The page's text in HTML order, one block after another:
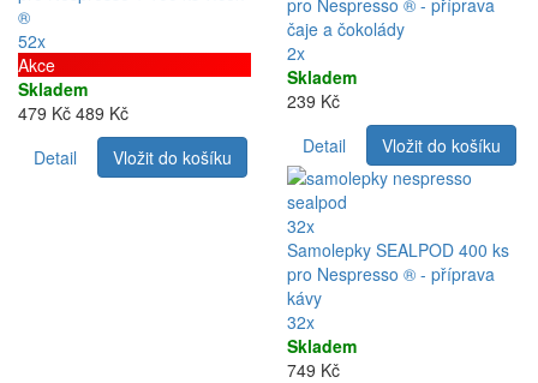
®
52x
Akce
Skladem
479 Kč 489 Kč
Detail
Vložit do košíku
pro Nespresso ® - příprava
čaje a čokolády
2x
Skladem
239 Kč
Detail
Vložit do košíku
32x
Samolepky SEALPOD 400 ks
pro Nespresso ® - příprava
kávy
32x
Skladem
749 Kč